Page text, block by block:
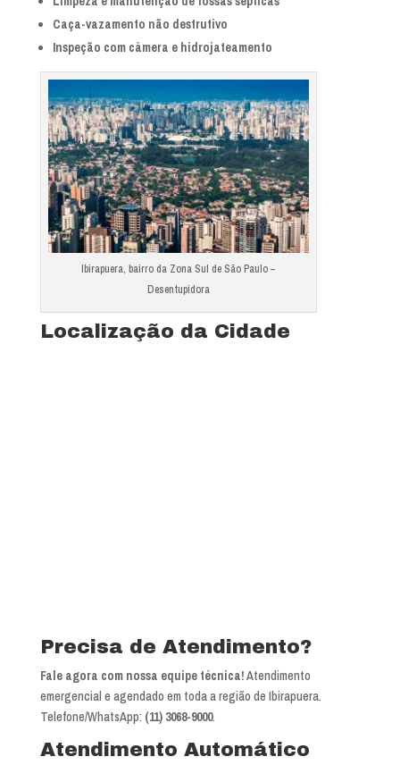
Caça-vazamento não destrutivo
Inspeção com câmera e hidrojateamento
Ibirapuera, bairro da Zona Sul de São Paulo –
Desentupidora
Localização da Cidade
Precisa de Atendimento?
Fale agora com nossa equipe técnica!Atendimento
emergencial e agendado em toda a região de Ibirapuera.
Telefone/WhatsApp: (11) 3068-9000.
Atendimento Automático